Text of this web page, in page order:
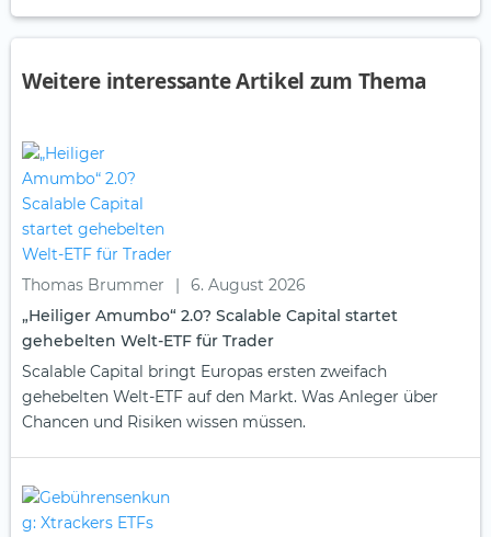
Weitere interessante Artikel zum Thema
Thomas Brummer |
6. August 2026
„Heiliger Amumbo“ 2.0? Scalable Capital startet
gehebelten Welt-ETF für Trader
Scalable Capital bringt Europas ersten zweifach
gehebelten Welt-ETF auf den Markt. Was Anleger über
Chancen und Risiken wissen müssen.